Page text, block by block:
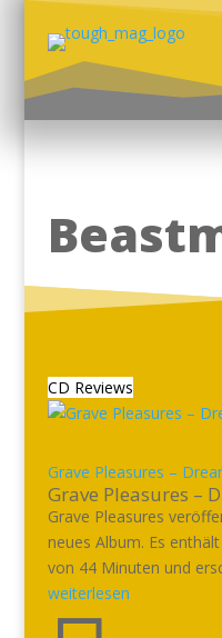
CD Reviews
Grave Pleasures –
Grave Pleasures –
Grave Pleasures
neues Album. Es
von 44 Minuten und
weiterlesen